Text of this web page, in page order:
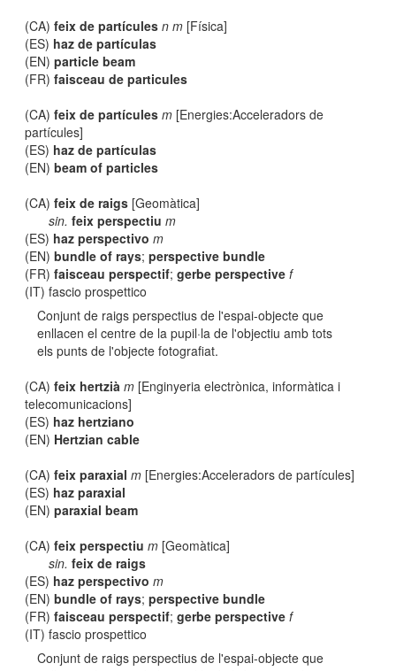
(CA)feix de partícules n m [Física]
(ES) haz de partículas
(EN)particle beam
(FR)faisceau de particules
(CA)feix de partícules m [Energies:Acceleradors de
partícules]
(ES) haz de partículas
(EN)beam of particles
(CA)feix de raigs [Geomàtica]
sin. feix perspectiu m
(ES) haz perspectivo m
(EN)bundle of rays;perspective bundle
(FR)faisceau perspectif;gerbe perspective f
(IT) fascio prospettico
Conjunt de raigs perspectius de l'espai-objecte que
enllacen el centre de la pupil·la de l'objectiu amb tots
els punts de l'objecte fotografiat.
(CA)feix hertzià m [Enginyeria electrònica, informàtica i
telecomunicacions]
(ES) haz hertziano
(EN) Hertzian cable
(CA)feix paraxial m [Energies:Acceleradors de partícules]
(ES) haz paraxial
(EN)paraxial beam
(CA)feix perspectiu m [Geomàtica]
sin. feix de raigs
(ES) haz perspectivo m
(EN)bundle of rays;perspective bundle
(FR)faisceau perspectif;gerbe perspective f
(IT) fascio prospettico
Conjunt de raigs perspectius de l'espai-objecte que